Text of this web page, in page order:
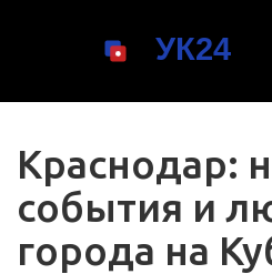
Краснодар:
события и
города на